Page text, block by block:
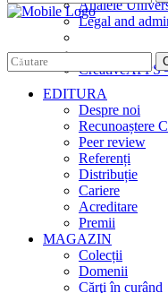
Analele
Legal and
CreativeAPPS
EDITURA
Despre noi
Recunoaștere
Peer review
Referenți
Distribuție
Cariere
Acreditare
Premii
MAGAZIN
Colecții
Domenii
Cărţi în curând